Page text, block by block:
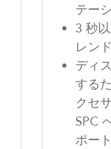
テー
3 秒
レン
ディ
する
クセ
SPC
ポー